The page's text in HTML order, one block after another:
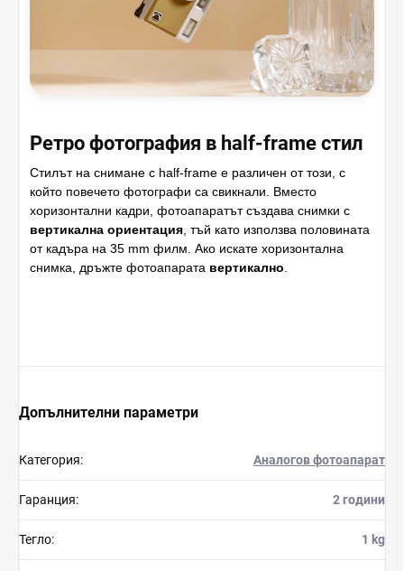
Ретро фотография в half-frame стил
Стилът на снимане с half-frame е различен от този, с
който повечето фотографи са свикнали. Вместо
хоризонтални кадри, фотоапаратът създава снимки с
вертикална ориентация, тъй като използва половината
от кадъра на 35 mm филм. Ако искате хоризонтална
снимка, дръжте фотоапарата вертикално.
Допълнителни параметри
Категория: Аналогов фотоапарат
Гаранция: 2 години
Тегло: 1 kg